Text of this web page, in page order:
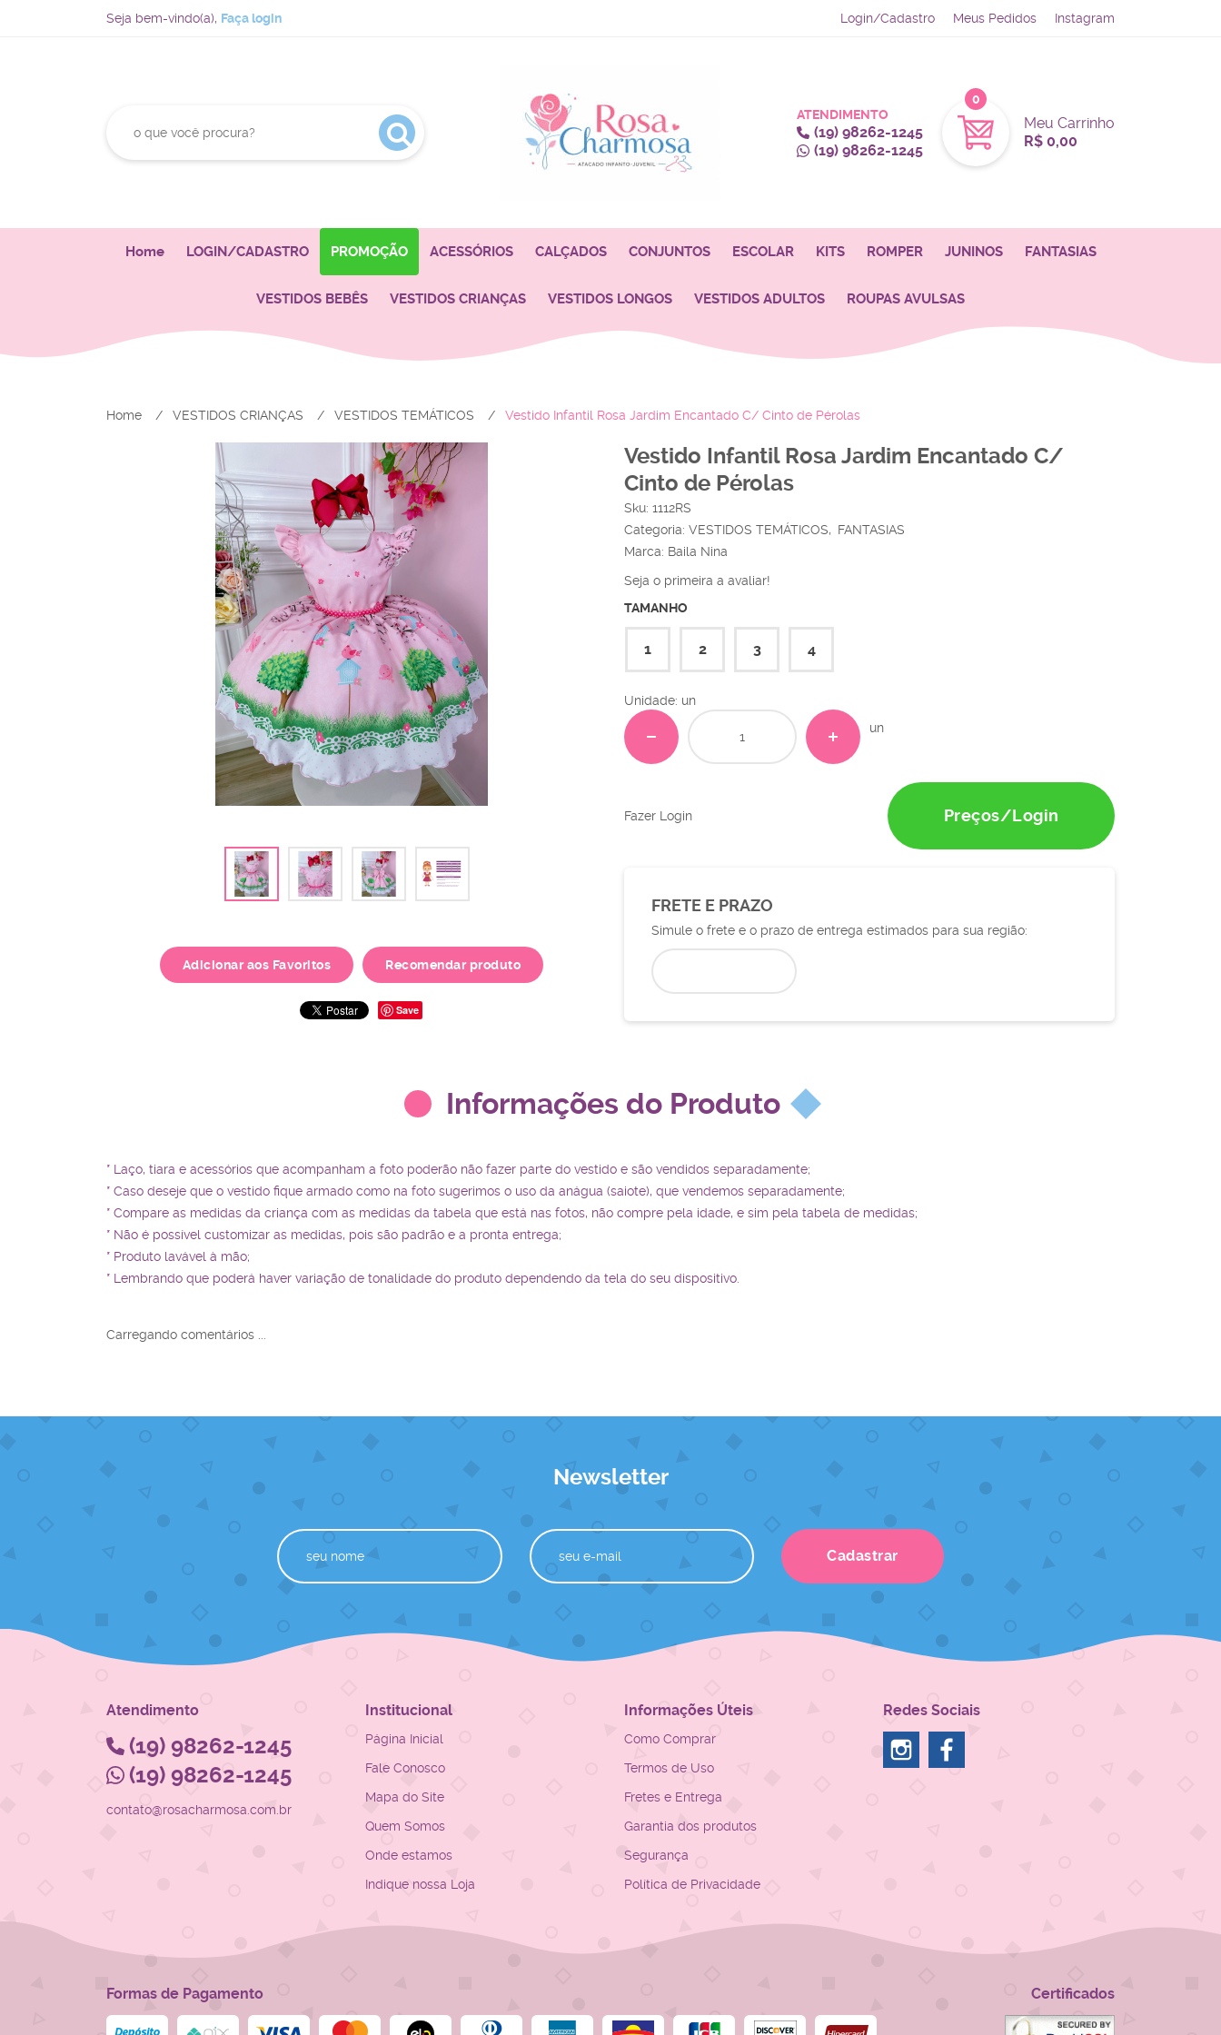
Seja bem-vindo(a), Faça login Login/Cadastro Meus Pedidos Instagram
ATENDIMENTO
(19)98262-1245
(19)98262-1245
Meu Carrinho
0
R$ 0,00
Home LOGIN/CADASTRO PROMOÇÃO ACESSÓRIOS CALÇADOS CONJUNTOS ESCOLAR KITS ROMPER JUNINOS FANTASIAS
VESTIDOS BEBÊS VESTIDOS CRIANÇAS VESTIDOS LONGOS VESTIDOS ADULTOS ROUPAS AVULSAS
Home VESTIDOS CRIANÇAS VESTIDOS TEMÁTICOS Vestido Infantil Rosa Jardim Encantado C/ Cinto de Pérolas
Adicionar aos Favoritos Recomendar produto
Save
Vestido Infantil Rosa Jardim Encantado C/
Cinto de Pérolas
Sku: 1112RS
Categoria: VESTIDOS TEMÁTICOS
FANTASIAS
Marca: Baila Nina
Seja o primeira a avaliar!
TAMANHO
1 2 3 4
Unidade: un
un
Fazer Login Preços/Login
FRETE E PRAZO
Simule o frete e o prazo de entrega estimados para sua região:
Informações do Produto
* Laço, tiara e acessórios que acompanham a foto poderão não fazer parte do vestido e são vendidos separadamente;
* Caso deseje que o vestido fique armado como na foto sugerimos o uso da anágua (saiote), que vendemos separadamente;
* Compare as medidas da criança com as medidas da tabela que está nas fotos, não compre pela idade, e sim pela tabela de medidas;
* Não é possível customizar as medidas, pois são padrão e a pronta entrega;
* Produto lavável à mão;
* Lembrando que poderá haver variação de tonalidade do produto dependendo da tela do seu dispositivo.
Carregando comentários ...
Newsletter
Cadastrar
Atendimento
(19) 98262-1245
(19) 98262-1245
contato@rosacharmosa.com.br
Institucional
Página Inicial
Fale Conosco
Mapa do Site
Quem Somos
Onde estamos
Indique nossa Loja
Informações Úteis
Como Comprar
Termos de Uso
Fretes e Entrega
Garantia dos produtos
Segurança
Política de Privacidade
Redes Sociais
Formas de Pagamento Certificados